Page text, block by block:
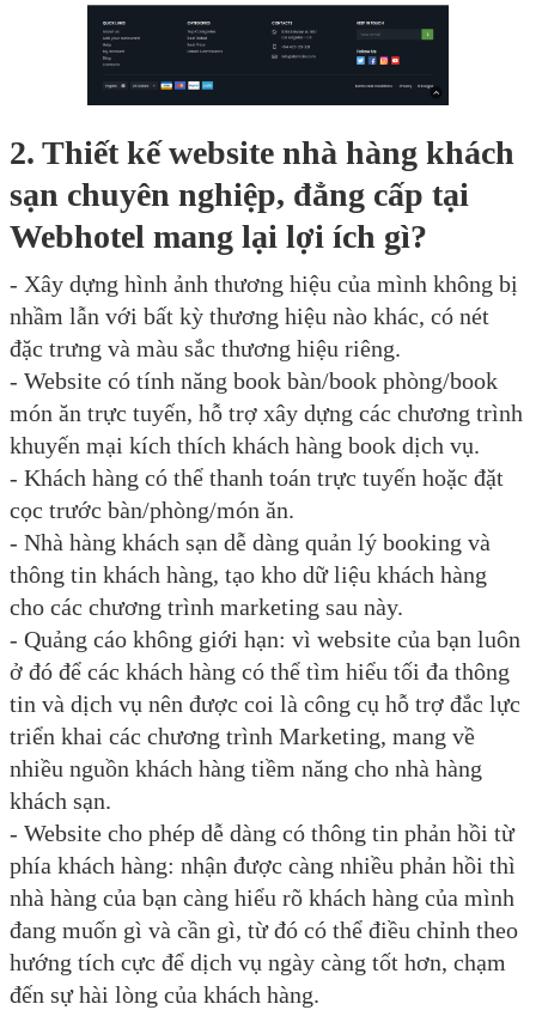
2. Thiết kế website nhà hàng khách
sạn chuyên nghiệp, đẳng cấp tại
Webhotel mang lại lợi ích gì?
- Xây dựng hình ảnh thương hiệu của mình không bị
nhầm lẫn với bất kỳ thương hiệu nào khác, có nét
đặc trưng và màu sắc thương hiệu riêng.
- Website có tính năng book bàn/book phòng/book
món ăn trực tuyến, hỗ trợ xây dựng các chương trình
khuyến mại kích thích khách hàng book dịch vụ.
- Khách hàng có thể thanh toán trực tuyến hoặc đặt
cọc trước bàn/phòng/món ăn.
- Nhà hàng khách sạn dễ dàng quản lý booking và
thông tin khách hàng, tạo kho dữ liệu khách hàng
cho các chương trình marketing sau này.
- Quảng cáo không giới hạn: vì website của bạn luôn
ở đó để các khách hàng có thể tìm hiểu tối đa thông
tin và dịch vụ nên được coi là công cụ hỗ trợ đắc lực
triển khai các chương trình Marketing, mang về
nhiều nguồn khách hàng tiềm năng cho nhà hàng
khách sạn.
- Website cho phép dễ dàng có thông tin phản hồi từ
phía khách hàng: nhận được càng nhiều phản hồi thì
nhà hàng của bạn càng hiểu rõ khách hàng của mình
đang muốn gì và cần gì, từ đó có thể điều chỉnh theo
hướng tích cực để dịch vụ ngày càng tốt hơn, chạm
đến sự hài lòng của khách hàng.